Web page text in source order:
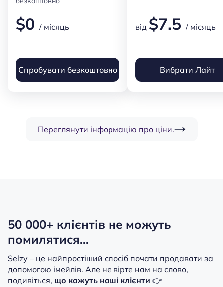
$0 / місяць
Спробувати безкоштовно
від $7.5 / місяць
Вибрати Лайт
Переглянути інформацію про ціни.
50 000+ клієнтів не можуть
помилятися...
Selzy – це найпростіший спосіб почати продавати за
допомогою імейлів. Але не вірте нам на слово,
подивіться, що кажуть наші клієнти 👉